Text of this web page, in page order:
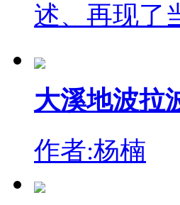
述、再现
大溪地波拉
作者:杨楠